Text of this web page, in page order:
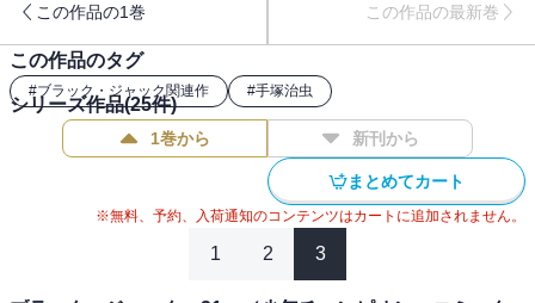
この作品の1巻 この作品の最新巻
この作品のタグ
#ブラック・ジャック関連作 #手塚治虫
シリーズ作品(25件)
1巻から 新刊から
まとめてカート
※無料、予約、入荷通知のコンテンツはカートに追加されません。
1 2 3